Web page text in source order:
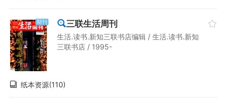
期刊 三联生活周刊
生活.读书.新知三联书店编辑 / 生活.读书.新知
三联书店 / 1995-
纸本资源(110)